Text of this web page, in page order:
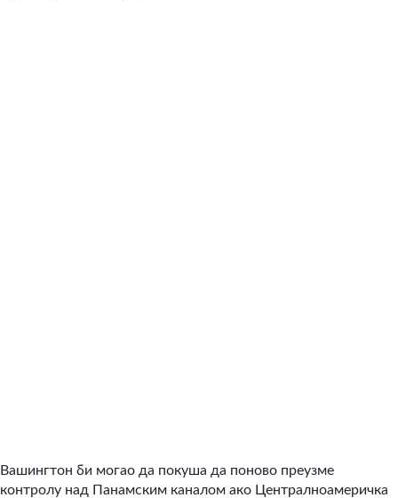
Вашингтон би могао да покуша да поново преузме
контролу над Панамским каналом ако Централноамеричка